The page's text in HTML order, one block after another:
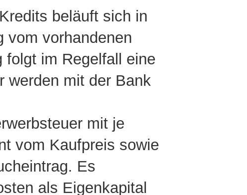
beläuft sich in
vom vorhandenen
folgt im Regelfall eine
werden mit der Bank
mit je
vom Kaufpreis sowie
. Es
als Eigenkapital